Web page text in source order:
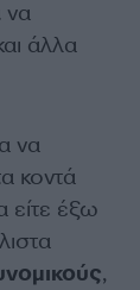
να
άλλα
να
κοντά
είτε έξω
,